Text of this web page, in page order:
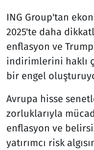
ING Group'tan
2025'te daha
enflasyon ve
indirimlerini haklı
bir engel
Avrupa hisse
zorluklarıyla
enflasyon ve
yatırımcı risk